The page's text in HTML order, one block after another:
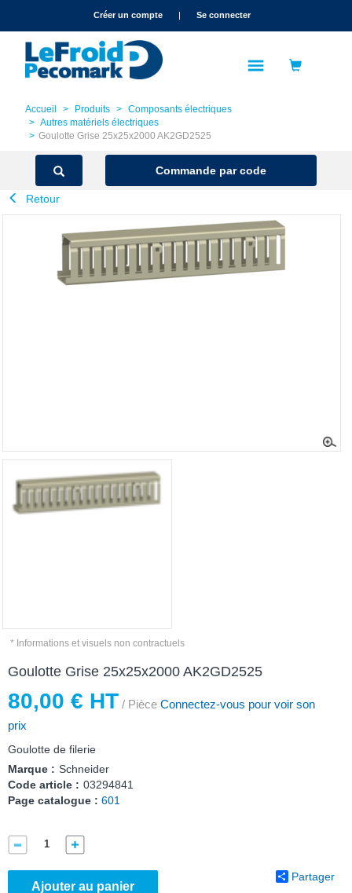
text.skipToNavigationCréer un compte | Se connecter
Accueil Produits
Composants électriques
Autres matériels électriques
Goulotte Grise 25x25x2000 AK2GD2525
Commande par code
Retour
* Informations et visuels non contractuels
Goulotte Grise 25x25x2000 AK2GD2525
80,00 € HT / Pièce Connectez-vous pour voir son
prix
Goulotte de filerie
Marque : Schneider
Code article : 03294841
Page catalogue : 601
Ajouter au panier
Partager